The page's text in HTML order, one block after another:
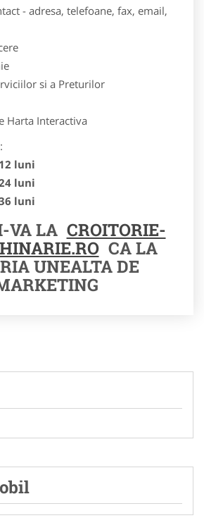
- adresa, telefoane, fax, email,
si a Preturilor
Harta Interactiva
luni
luni
luni
VA LA CROITORIE-
CA LA
UNEALTA DE